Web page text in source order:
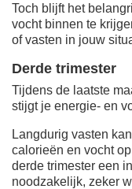
Toch blijft het
vocht binnen te
of vasten in jouw
Derde trimester
Tijdens de laatste
stijgt je energie- en
Langdurig vasten
calorieën en vocht
derde trimester een
noodzakelijk, zeker